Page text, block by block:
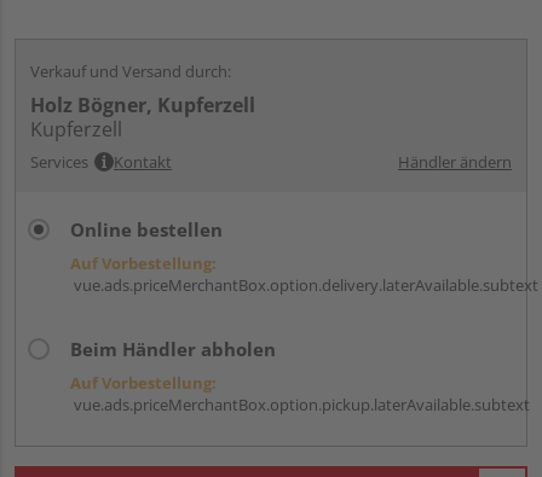
Verkauf und Versand durch:
Holz Bögner, Kupferzell
Kupferzell
Services Kontakt Händler ändern
Online bestellen
Auf Vorbestellung:
vue.ads.priceMerchantBox.option.delivery.laterAvailable.subtext
Beim Händler abholen
Auf Vorbestellung:
vue.ads.priceMerchantBox.option.pickup.laterAvailable.subtext